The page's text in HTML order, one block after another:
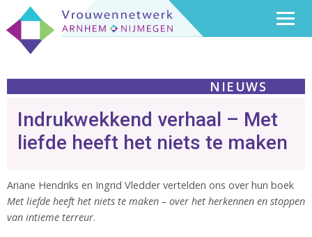
NIEUWS
Indrukwekkend verhaal – Met
liefde heeft het niets te maken
Ariane Hendriks en Ingrid Vledder vertelden ons over hun boek
Met liefde heeft het niets te maken – over het herkennen en stoppen
van intieme terreur.